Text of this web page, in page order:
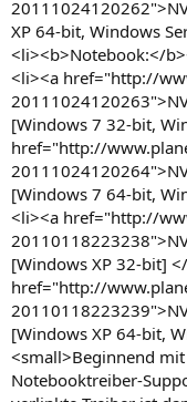
XP 64-bit, Windows
<li><b>Notebook:</
<li><a href="http://
[Windows 7 32-bit,
href="http://
[Windows 7 64-bit,
<li><a href="http://
[Windows XP 32-bit]
href="http://
[Windows XP 64-bit,
<small>Beginnend
Notebooktreiber-